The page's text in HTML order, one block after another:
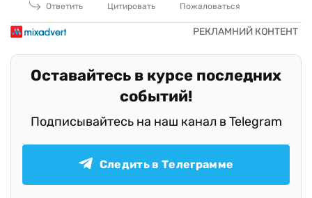
Ответить
Цитировать Пожаловаться
Оставайтесь в курсе последних
событий!
Подписывайтесь на наш канал в Telegram
Следить в Телеграмме